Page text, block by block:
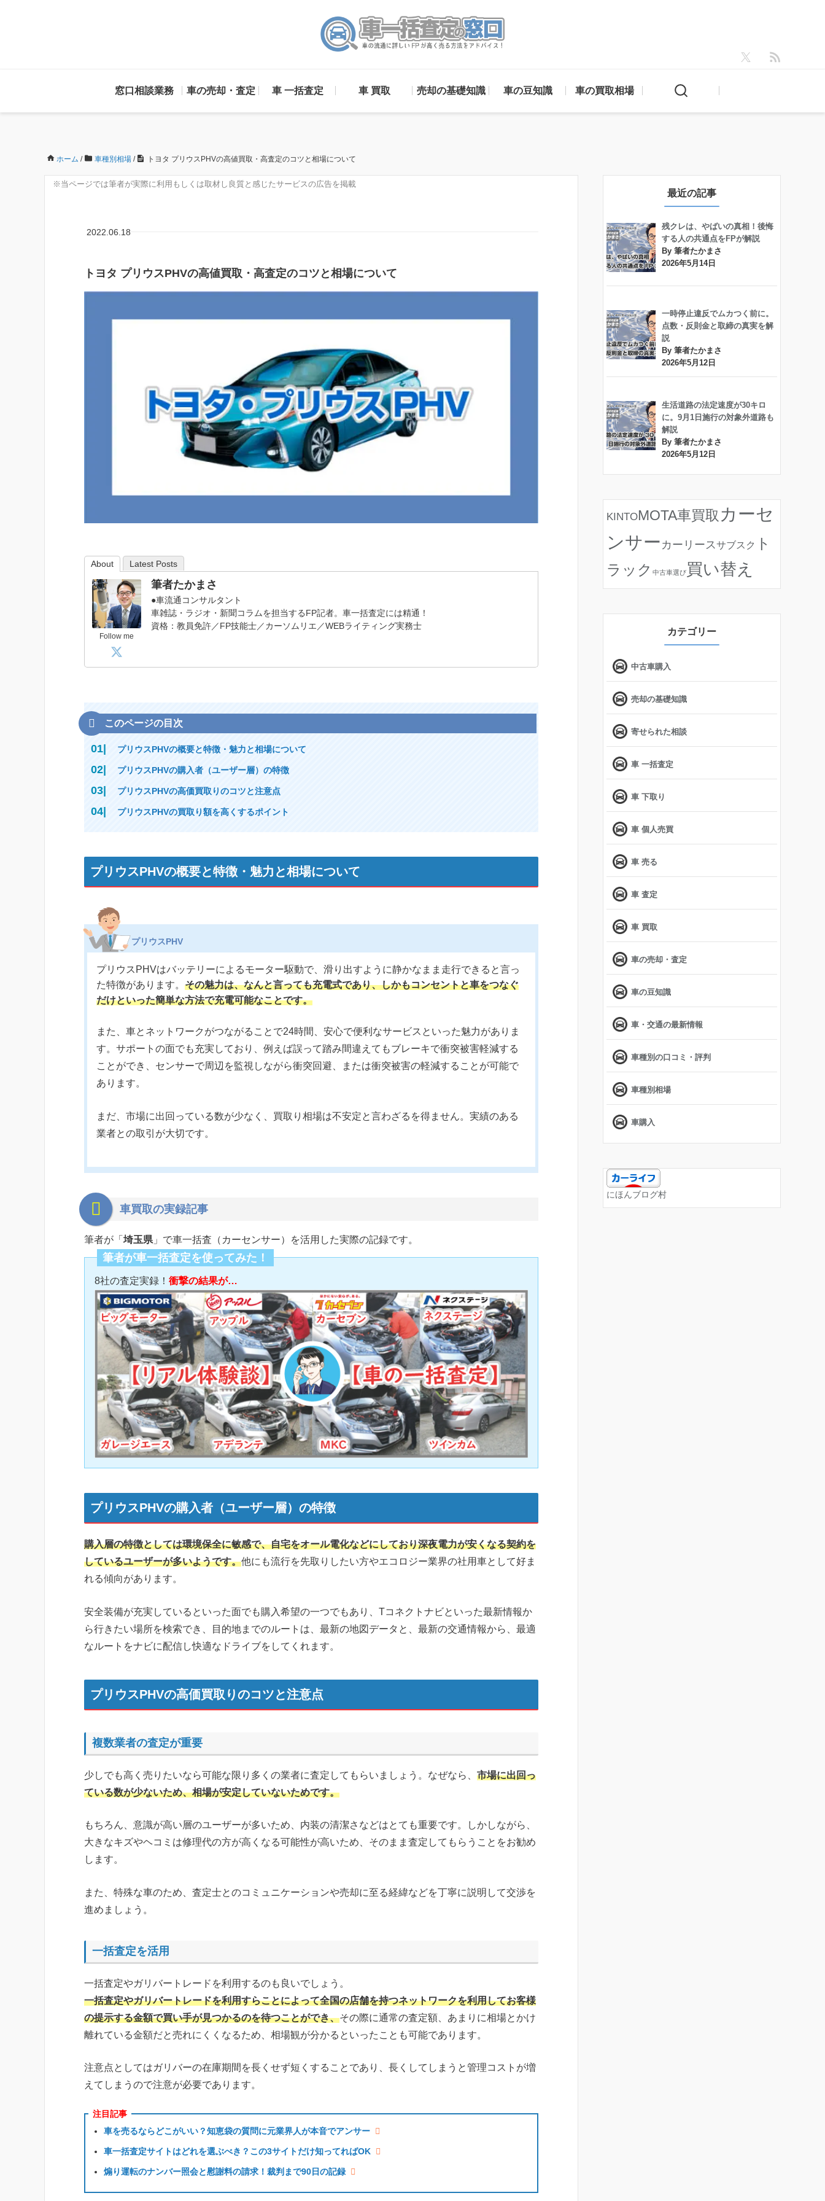
窓口相談業務 車の売却・査定 車 一括査定 車 買取 売却の基礎知識 車の豆知識 車の買取相場
ホーム / 車種別相場 / トヨタ プリウスPHVの高値買取・高査定のコツと相場について
※当ページでは筆者が実際に利用もしくは取材し良質と感じたサービスの広告を掲載
2022.06.18
トヨタ プリウスPHVの高値買取・高査定のコツと相場について
About Latest Posts
Follow me
筆者たかまさ
●車流通コンサルタント
車雑誌・ラジオ・新聞コラムを担当するFP記者。車一括査定には精通！
資格：教員免許／FP技能士／カーソムリエ／WEBライティング実務士
このページの目次
プリウスPHVの概要と特徴・魅力と相場について
プリウスPHVの購入者（ユーザー層）の特徴
プリウスPHVの高価買取りのコツと注意点
プリウスPHVの買取り額を高くするポイント
プリウスPHVの概要と特徴・魅力と相場について
プリウスPHV
プリウスPHVはバッテリーによるモーター駆動で、滑り出すように静かなまま走行できると言っ
た特徴があります。 その魅力は、なんと言っても充電式であり、しかもコンセントと車をつなぐ
だけといった簡単な方法で充電可能なことです。
また、車とネットワークがつながることで24時間、安心で便利なサービスといった魅力がありま
す。サポートの面でも充実しており、例えば誤って踏み間違えてもブレーキで衝突被害軽減する
ことができ、センサーで周辺を監視しながら衝突回避、または衝突被害の軽減することが可能で
あります。
まだ、市場に出回っている数が少なく、買取り相場は不安定と言わざるを得ません。実績のある
業者との取引が大切です。
車買取の実録記事
筆者が「 埼玉県」で車一括査（カーセンサー）を活用した実際の記録です。
筆者が車一括査定を使ってみた！
8社の査定実録！ 衝撃の結果が…
プリウスPHVの購入者（ユーザー層）の特徴
購入層の特徴としては環境保全に敏感で、自宅をオール電化などにしており深夜電力が安くなる契約を
しているユーザーが多いようです。他にも流行を先取りしたい方やエコロジー業界の社用車として好ま
れる傾向があります。
安全装備が充実しているといった面でも購入希望の一つでもあり、Tコネクトナビといった最新情報か
ら行きたい場所を検索でき、目的地までのルートは、最新の地図データと、最新の交通情報から、最適
なルートをナビに配信し快適なドライブをしてくれます。
プリウスPHVの高価買取りのコツと注意点
複数業者の査定が重要
少しでも高く売りたいなら可能な限り多くの業者に査定してもらいましょう。なぜなら、 市場に出回っ
ている数が少ないため、相場が安定していないためです。
もちろん、意識が高い層のユーザーが多いため、内装の清潔さなどはとても重要です。しかしながら、
大きなキズやヘコミは修理代の方が高くなる可能性が高いため、そのまま査定してもらうことをお勧め
します。
また、特殊な車のため、査定士とのコミュニケーションや売却に至る経緯などを丁寧に説明して交渉を
進めましょう。
一括査定を活用
一括査定やガリバートレードを利用するのも良いでしょう。
一括査定やガリバートレードを利用すらことによって全国の店舗を持つネットワークを利用してお客様
の提示する金額で買い手が見つかるのを待つことができ、その際に通常の査定額、あまりに相場とかけ
離れている金額だと売れにくくなるため、相場観が分かるといったことも可能であります。
注意点としてはガリバーの在庫期間を長くせず短くすることであり、長くしてしまうと管理コストが増
えてしまうので注意が必要であります。
注目記事
車を売るならどこがいい？知恵袋の質問に元業界人が本音でアンサー
車一括査定サイトはどれを選ぶべき？この3サイトだけ知ってればOK
煽り運転のナンバー照会と慰謝料の請求！裁判まで90日の記録
最近の記事
残クレは、やばいの真相！後悔
する人の共通点をFPが解説
By 筆者たかまさ
2026年5月14日
一時停止違反でムカつく前に。
点数・反則金と取締の真実を解
説
By 筆者たかまさ
2026年5月12日
生活道路の法定速度が30キロ
に。9月1日施行の対象外道路も
解説
By 筆者たかまさ
2026年5月12日
KINTOMOTA車買取 カーセ
ンサー カーリースサブスク
ト
ラック 中古車選び買い替え
カテゴリー
中古車購入
売却の基礎知識
寄せられた相談
車 一括査定
車 下取り
車 個人売買
車 売る
車 査定
車 買取
車の売却・査定
車の豆知識
車・交通の最新情報
車種別の口コミ・評判
車種別相場
車購入
にほんブログ村